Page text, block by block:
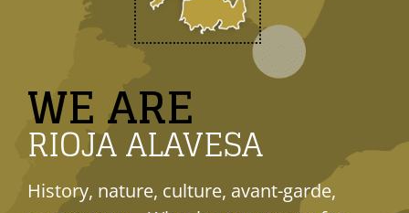
WE ARE
RIOJA ALAVESA
History, nature, culture, avant-garde,